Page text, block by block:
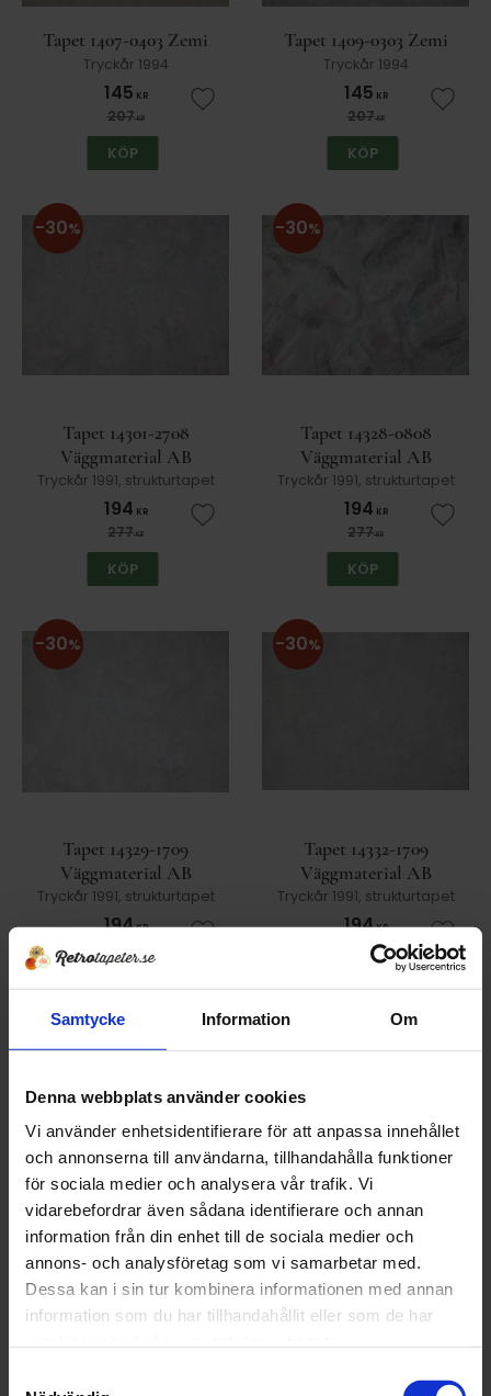
Samtycke Information Om
Denna webbplats använder cookies
Vi använder enhetsidentifierare för att anpassa innehållet
och annonserna till användarna, tillhandahålla funktioner
för sociala medier och analysera vår trafik. Vi
vidarebefordrar även sådana identifierare och annan
information från din enhet till de sociala medier och
annons- och analysföretag som vi samarbetar med.
Dessa kan i sin tur kombinera informationen med annan
information som du har tillhandahållit eller som de har
Tapet 1407-0403 Zemi
Tryckår 1994
145 KR
207KR Lägg till i favoriter
KÖP
Tapet 1409-0303 Zemi
Tryckår 1994
145 KR
207KR Lägg
KÖP
Tapet 14301-2708
Väggmaterial AB
Tryckår 1991, strukturtapet
194 KR
277KR
30%
Lägg till i favoriter
KÖP
Tapet 14328-0808
Väggmaterial AB
Tryckår 1991, strukturtapet
194 KR
277KR
30%
Lägg
KÖP
Tapet 14329-1709
Väggmaterial AB
Tryckår 1991, strukturtapet
194KR
277
30%
KÖP
Tapet 14332-1709
Väggmaterial AB
Tryckår 1991, strukturtapet
194KR
277KR
30%
Lägg
KÖP
Tapet 1437-6-6 Tasso
Tryckår 1983
194KR
30
Tapet 14411-2808
Väggmaterial AB
Tryckår 1991, strukturtapet
194KR
30